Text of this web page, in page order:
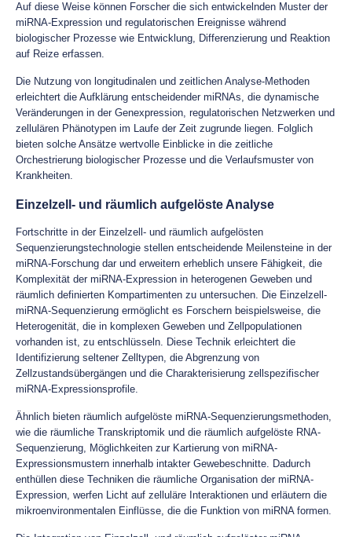
Auf diese Weise können Forscher die sich entwickelnden Muster der
miRNA-Expression und regulatorischen Ereignisse während
biologischer Prozesse wie Entwicklung, Differenzierung und Reaktion
auf Reize erfassen.
Die Nutzung von longitudinalen und zeitlichen Analyse-Methoden
erleichtert die Aufklärung entscheidender miRNAs, die dynamische
Veränderungen in der Genexpression, regulatorischen Netzwerken und
zellulären Phänotypen im Laufe der Zeit zugrunde liegen. Folglich
bieten solche Ansätze wertvolle Einblicke in die zeitliche
Orchestrierung biologischer Prozesse und die Verlaufsmuster von
Krankheiten.
Einzelzell- und räumlich aufgelöste Analyse
Fortschritte in der Einzelzell- und räumlich aufgelösten
Sequenzierungstechnologie stellen entscheidende Meilensteine in der
miRNA-Forschung dar und erweitern erheblich unsere Fähigkeit, die
Komplexität der miRNA-Expression in heterogenen Geweben und
räumlich definierten Kompartimenten zu untersuchen. Die Einzelzell-
miRNA-Sequenzierung ermöglicht es Forschern beispielsweise, die
Heterogenität, die in komplexen Geweben und Zellpopulationen
vorhanden ist, zu entschlüsseln. Diese Technik erleichtert die
Identifizierung seltener Zelltypen, die Abgrenzung von
Zellzustandsübergängen und die Charakterisierung zellspezifischer
miRNA-Expressionsprofile.
Ähnlich bieten räumlich aufgelöste miRNA-Sequenzierungsmethoden,
wie die räumliche Transkriptomik und die räumlich aufgelöste RNA-
Sequenzierung, Möglichkeiten zur Kartierung von miRNA-
Expressionsmustern innerhalb intakter Gewebeschnitte. Dadurch
enthüllen diese Techniken die räumliche Organisation der miRNA-
Expression, werfen Licht auf zelluläre Interaktionen und erläutern die
mikroenvironmentalen Einflüsse, die die Funktion von miRNA formen.